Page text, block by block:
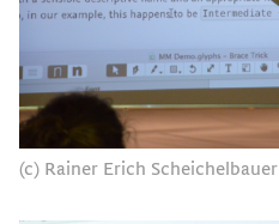
(c) Rainer Erich Scheichelbauer